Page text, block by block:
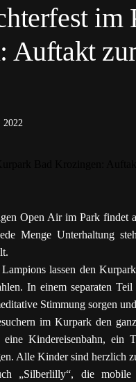
im
Auftakt
2022
Open Air im Park
Menge Unterhaltung
lassen den
In einem separaten
Stimmung sorgen
im Kurpark den
Kindereisenbahn, ein
Alle Kinder sind herzlich
„Silberlilly“, die mobile